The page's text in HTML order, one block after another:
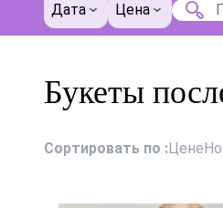
Дата Цена
Букеты
Сортировать по :Цене